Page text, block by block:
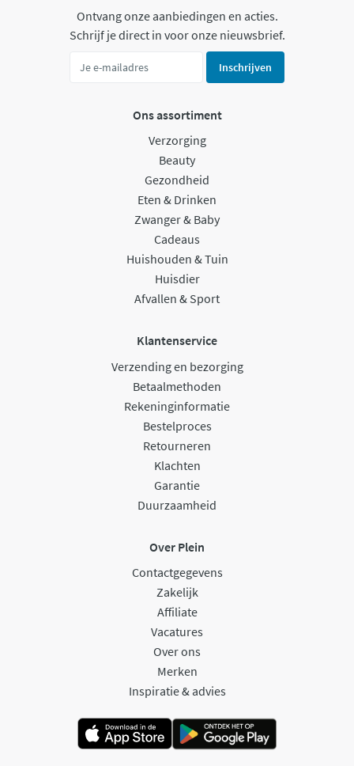
Ontvang onze aanbiedingen en acties.
Schrijf je direct in voor onze nieuwsbrief.
Inschrijven
Ons assortiment
Verzorging
Beauty
Gezondheid
Eten & Drinken
Zwanger & Baby
Cadeaus
Huishouden & Tuin
Huisdier
Afvallen & Sport
Klantenservice
Verzending en bezorging
Betaalmethoden
Rekeninginformatie
Bestelproces
Retourneren
Klachten
Garantie
Duurzaamheid
Over Plein
Contactgegevens
Zakelijk
Affiliate
Vacatures
Over ons
Merken
Inspiratie & advies